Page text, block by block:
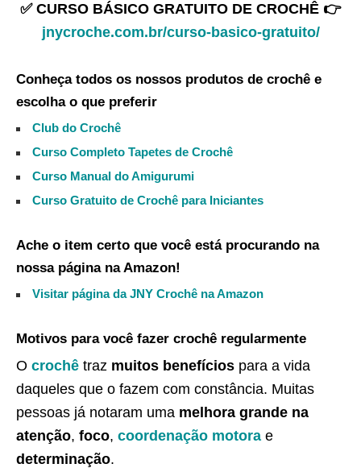
✅ CURSO BÁSICO GRATUITO DE CROCHÊ 👉
jnycroche.com.br/curso-basico-gratuito/
Conheça todos os nossos produtos de crochê e
escolha o que preferir
Club do Crochê
Curso Completo Tapetes de Crochê
Curso Manual do Amigurumi
Curso Gratuito de Crochê para Iniciantes
Ache o item certo que você está procurando na
nossa página na Amazon!
Visitar página da JNY Crochê na Amazon
Motivos para você fazer crochê regularmente
O crochê traz muitos benefícios para a vida
daqueles que o fazem com constância. Muitas
pessoas já notaram uma melhora grande na
atenção, foco, coordenação motora e
determinação.